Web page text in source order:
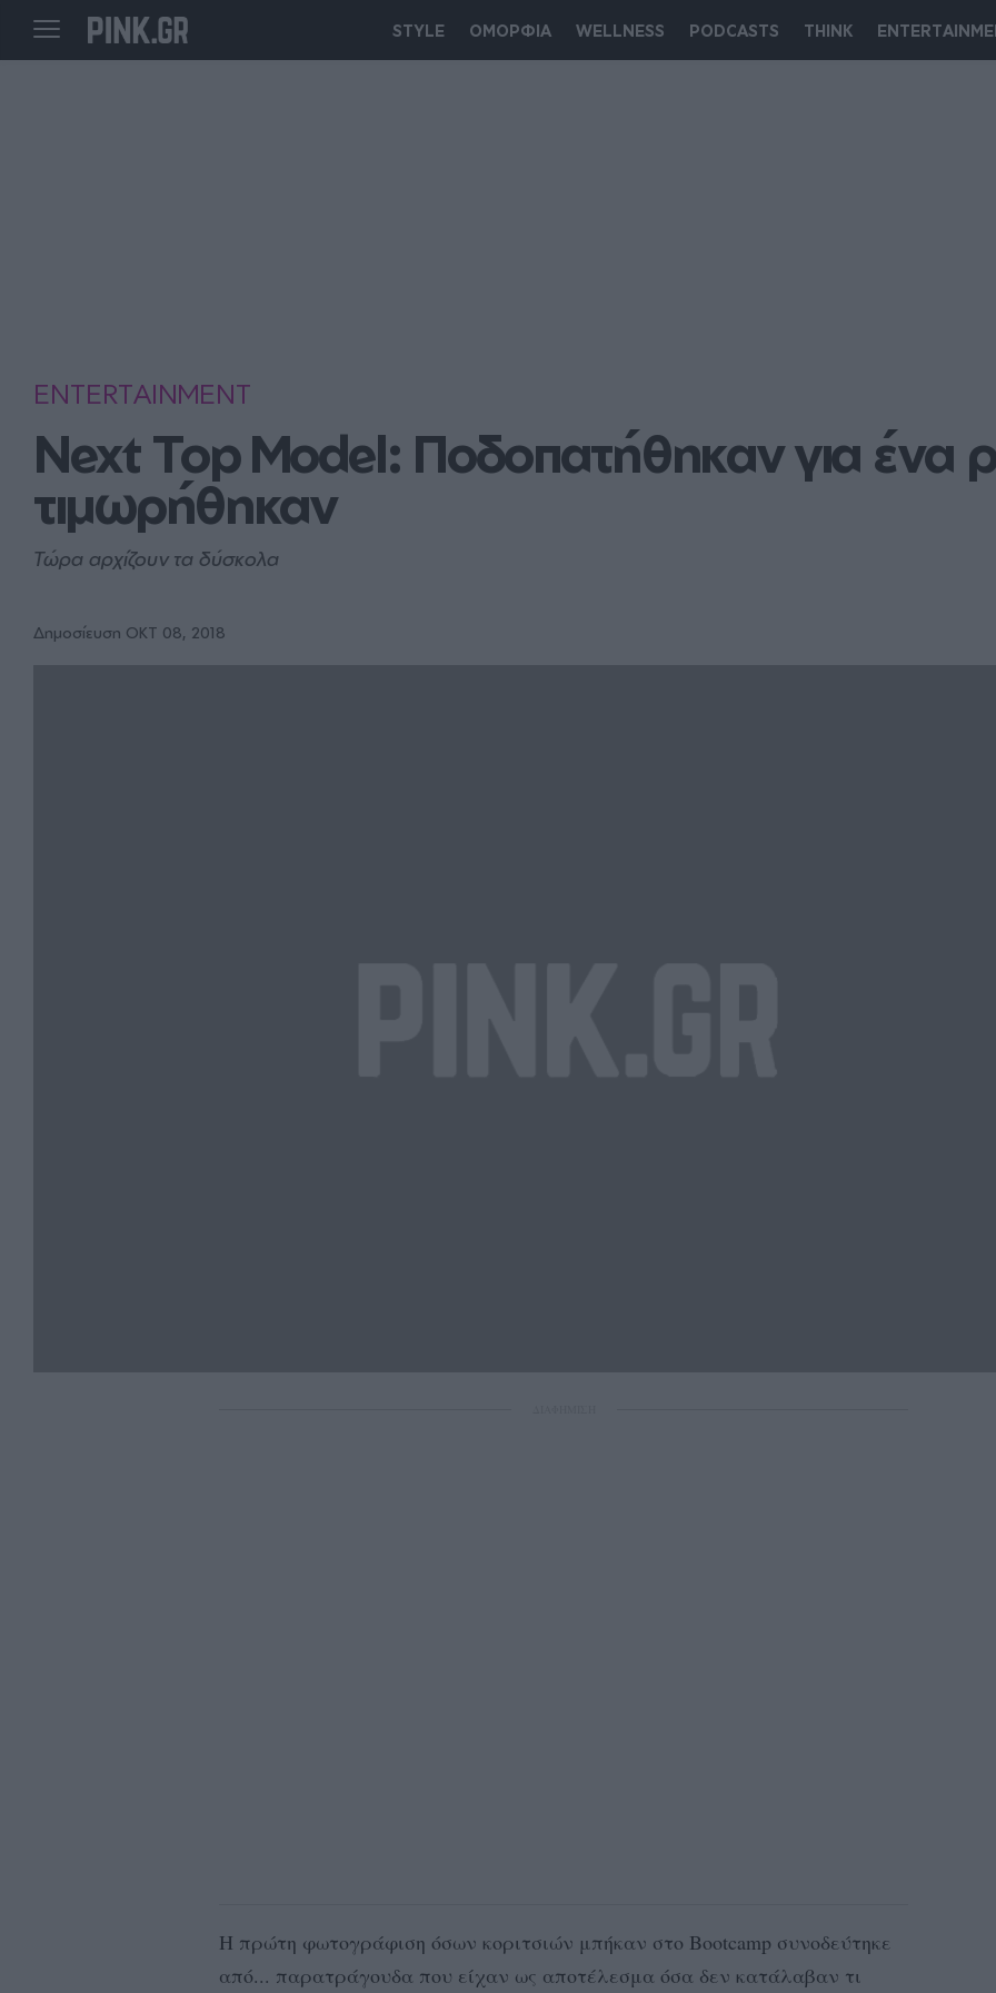
STYLE ΟΜΟΡΦΙΑ WELLNESS PODCASTS THINK
ENTERTAINMENT
Next Top Model: Ποδοπατήθηκαν για ένα
τιμωρήθηκαν
Τώρα αρχίζουν τα δύσκολα
Δημοσίευση ΟΚΤ 08, 2018
Η πρώτη φωτογράφιση όσων κοριτσιών μπήκαν στο Bootcamp συνοδεύτηκε
από... παρατράγουδα που είχαν ως αποτέλεσμα όσα δεν κατάλαβαν τι